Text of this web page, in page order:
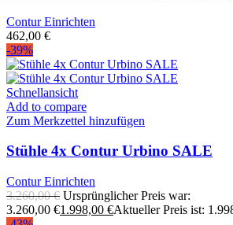
Contur Einrichten
462,00 €
-39%
Schnellansicht
Add to compare
Zum Merkzettel hinzufügen
Stühle 4x Contur Urbino SALE
Contur Einrichten
3.260,00€ Ursprünglicher Preis war:
3.260,00 €1.998,00 €Aktueller Preis ist: